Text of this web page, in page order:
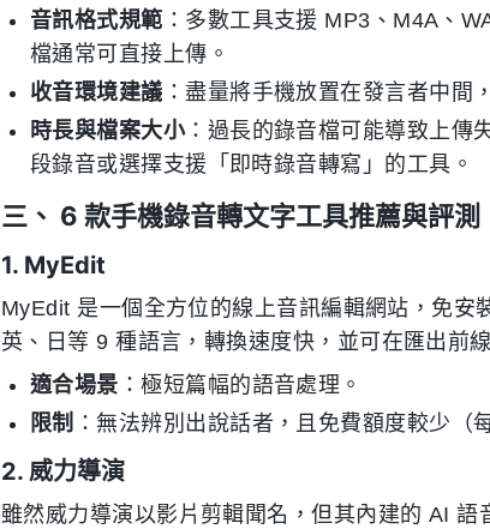
音訊格式規範 ：多數工具支援 MP3、M4A、
檔通常可直接上傳。
收音環境建議 ：盡量將手機放置在發言者中間
時長與檔案大小：過長的錄音檔可能導致上傳
段錄音或選擇支援「即時錄音轉寫」的工具。
三、 6 款手機錄音轉文字工具推薦與評測
1. MyEdit
MyEdit 是一個全方位的線上音訊編輯網站，免安
英、日等 9 種語言，轉換速度快，並可在匯出前
適合場景 ：極短篇幅的語音處理。
限制 ：無法辨別出說話者，且免費額度較少（
2. 威力導演
雖然威力導演以影片剪輯聞名，但其內建的 AI